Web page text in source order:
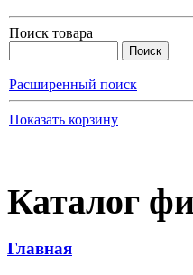
Поиск товара
Расширенный поиск
Показать корзину
Каталог
Главная